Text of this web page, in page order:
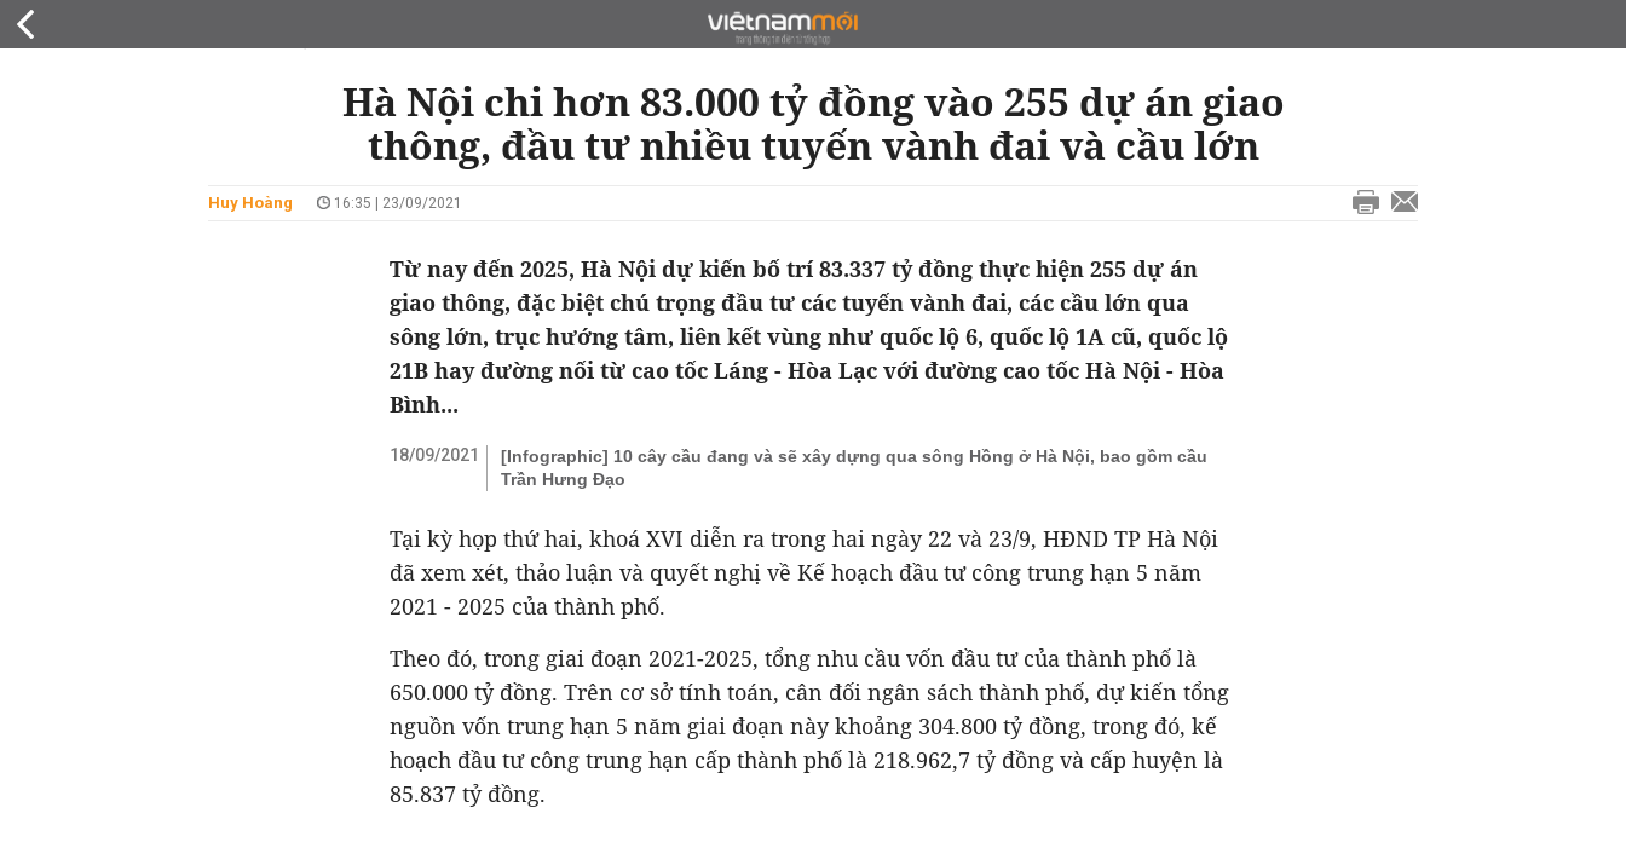
Hà Nội chi hơn 83.000 tỷ đồng vào 255 dự án giao
thông, đầu tư nhiều tuyến vành đai và cầu lớn
Huy Hoàng 16:35 | 23/09/2021
Từ nay đến 2025, Hà Nội dự kiến bố trí 83.337 tỷ đồng thực hiện 255 dự án
giao thông, đặc biệt chú trọng đầu tư các tuyến vành đai, các cầu lớn qua
sông lớn, trục hướng tâm, liên kết vùng như quốc lộ 6, quốc lộ 1A cũ, quốc lộ
21B hay đường nối từ cao tốc Láng - Hòa Lạc với đường cao tốc Hà Nội - Hòa
Bình...
18/09/2021
[Infographic] 10 cây cầu đang và sẽ xây dựng qua sông Hồng ở Hà Nội, bao gồm cầu
Trần Hưng Đạo
Tại kỳ họp thứ hai, khoá XVI diễn ra trong hai ngày 22 và 23/9, HĐND TP Hà Nội
đã xem xét, thảo luận và quyết nghị về Kế hoạch đầu tư công trung hạn 5 năm
2021 - 2025 của thành phố.
Theo đó, trong giai đoạn 2021-2025, tổng nhu cầu vốn đầu tư của thành phố là
650.000 tỷ đồng. Trên cơ sở tính toán, cân đối ngân sách thành phố, dự kiến tổng
nguồn vốn trung hạn 5 năm giai đoạn này khoảng 304.800 tỷ đồng, trong đó, kế
hoạch đầu tư công trung hạn cấp thành phố là 218.962,7 tỷ đồng và cấp huyện là
85.837 tỷ đồng.